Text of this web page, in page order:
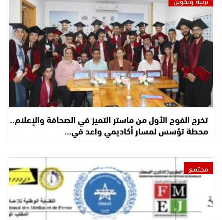
تخرج الفوج الأول من ماستر التميز في الصحافة والإعلام..
محطة تؤسس لمسار أكاديمي واعد في…
مجتمع